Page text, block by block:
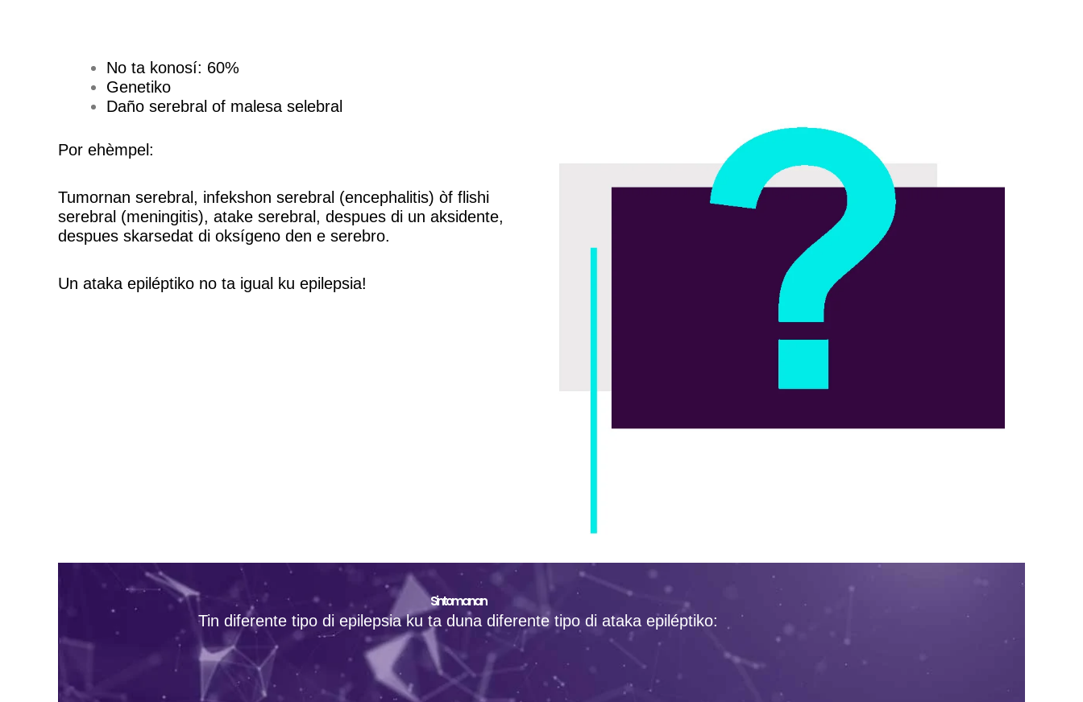
No ta konosí: 60%
Genetiko
Daño serebral of malesa selebral
Por ehèmpel:
Tumornan serebral, infekshon serebral (encephalitis) òf flishi
serebral (meningitis), atake serebral, despues di un aksidente,
despues skarsedat di oksígeno den e serebro.
Un ataka epiléptiko no ta igual ku epilepsia!
Sintomanan
Tin diferente tipo di epilepsia ku ta duna diferente tipo di ataka epiléptiko: